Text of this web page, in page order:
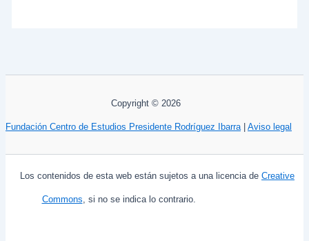
Copyright © 2026
Fundación Centro de Estudios Presidente Rodríguez Ibarra| Aviso legal
Los contenidos de esta web están sujetos a una licencia de Creative
Commons, si no se indica lo contrario.